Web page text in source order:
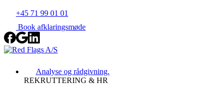
+45 71 99 01 01
Book afklaringsmøde
Analyse og rådgivning.
REKRUTTERING & HR